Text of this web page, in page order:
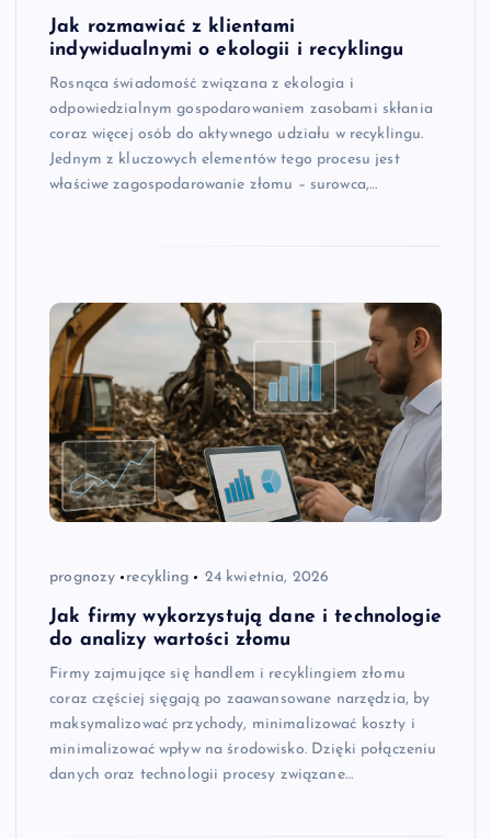
Jak rozmawiać z klientami
indywidualnymi o ekologii i recyklingu
Rosnąca świadomość związana z ekologia i
odpowiedzialnym gospodarowaniem zasobami skłania
coraz więcej osób do aktywnego udziału w recyklingu.
Jednym z kluczowych elementów tego procesu jest
właściwe zagospodarowanie złomu – surowca,…
prognozy recykling 24 kwietnia, 2026
Jak firmy wykorzystują dane i technologie
do analizy wartości złomu
Firmy zajmujące się handlem i recyklingiem złomu
coraz częściej sięgają po zaawansowane narzędzia, by
maksymalizować przychody, minimalizować koszty i
minimalizować wpływ na środowisko. Dzięki połączeniu
danych oraz technologii procesy związane…